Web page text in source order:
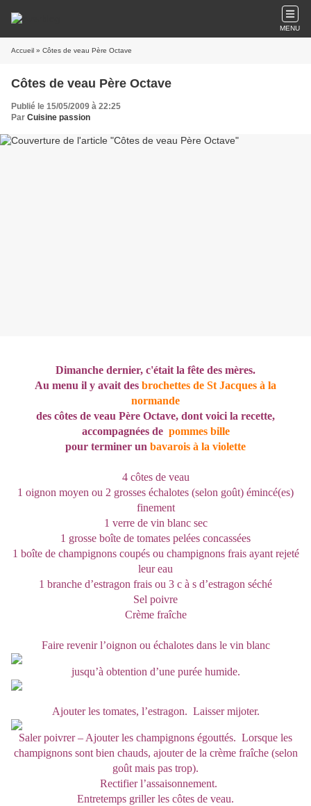
MENU
Accueil » Côtes de veau Père Octave
Côtes de veau Père Octave
Publié le 15/05/2009 à 22:25
Par Cuisine passion
Dimanche dernier, c'était la fête des mères.
Au menu il y avait des brochettes de St Jacques à la
normande
des côtes de veau Père Octave, dont voici la recette,
accompagnées de pommes bille
pour terminer un bavarois à la violette
4 côtes de veau
1 oignon moyen ou 2 grosses échalotes (selon goût) émincé(es)
finement
1 verre de vin blanc sec
1 grosse boîte de tomates pelées concassées
1 boîte de champignons coupés ou champignons frais ayant rejeté
leur eau
1 branche d’estragon frais ou 3 c à s d’estragon séché
Sel poivre
Crème fraîche
Faire revenir l’oignon ou échalotes dans le vin blanc
jusqu’à obtention d’une purée humide.
Ajouter les tomates, l’estragon. Laisser mijoter.
Saler poivrer – Ajouter les champignons égouttés. Lorsque les
champignons sont bien chauds, ajouter de la crème fraîche (selon
goût mais pas trop).
Rectifier l’assaisonnement.
Entretemps griller les côtes de veau.